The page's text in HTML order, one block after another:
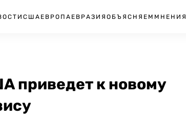
США ЕВРОПА ЕВРАЗИЯ ОБЪЯСНЯЕМ МНЕНИЯ
приведет к новому